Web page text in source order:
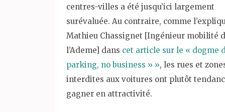
centres-villes a été jusqu’ici largement
surévaluée. Au contraire, comme
Mathieu Chassignet [Ingénieur mobilité
l’Ademe] dans cet article sur le « dogme
parking, no business » », les rues et
interdites aux voitures ont plutôt
gagner en attractivité.